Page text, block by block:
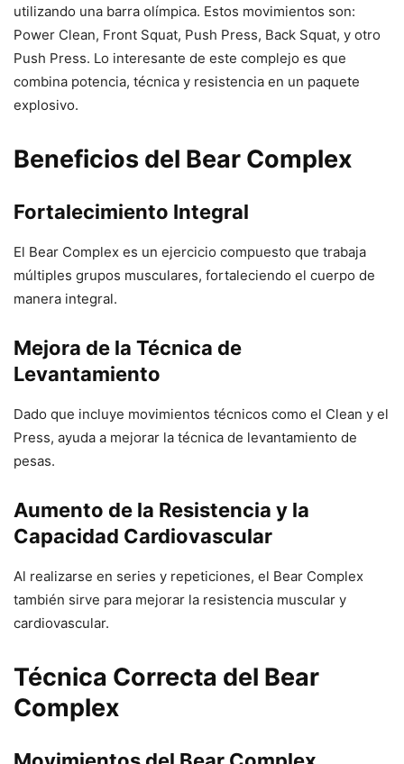
utilizando una barra olímpica. Estos movimientos son:
Power Clean, Front Squat, Push Press, Back Squat, y otro
Push Press. Lo interesante de este complejo es que
combina potencia, técnica y resistencia en un paquete
explosivo.
Beneficios del Bear Complex
Fortalecimiento Integral
El Bear Complex es un ejercicio compuesto que trabaja
múltiples grupos musculares, fortaleciendo el cuerpo de
manera integral.
Mejora de la Técnica de
Levantamiento
Dado que incluye movimientos técnicos como el Clean y el
Press, ayuda a mejorar la técnica de levantamiento de
pesas.
Aumento de la Resistencia y la
Capacidad Cardiovascular
Al realizarse en series y repeticiones, el Bear Complex
también sirve para mejorar la resistencia muscular y
cardiovascular.
Técnica Correcta del Bear
Complex